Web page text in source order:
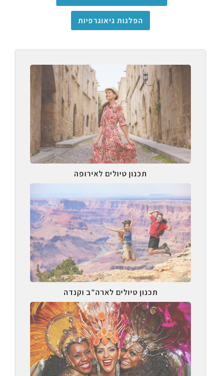
הפלגות גיאוגרפיות
תכנון טיולים לאירופה
תכנון טיולים לארה"ב וקנדה